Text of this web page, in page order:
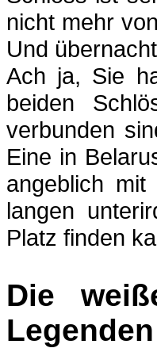
nicht mehr
Und
Ach ja, Sie
beiden
verbunden
Eine in
angeblich
langen
Platz finden
Die
Legenden